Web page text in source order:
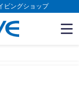
ビングショップ